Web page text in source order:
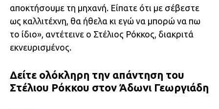
αποκτήσουμε τη μηχανή. Είπατε ότι με σέβεστε
ως καλλιτέχνη, θα ήθελα κι εγώ να μπορώ να πω
το ίδιο», αντέτεινε ο Στέλιος Ρόκκος, διακριτά
εκνευρισμένος.
Δείτε ολόκληρη την απάντηση του
Στέλιου Ρόκκου στον Άδωνι Γεωργιάδη